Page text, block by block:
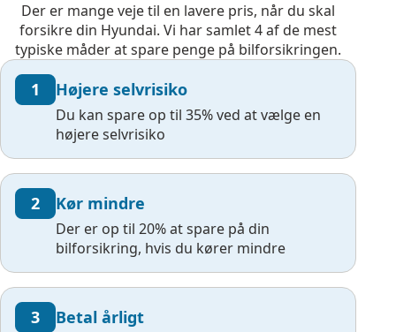
Der er mange veje til en lavere pris, når du skal
forsikre din Hyundai. Vi har samlet 4 af de mest
typiske måder at spare penge på bilforsikringen.
1 Højere selvrisiko
Du kan spare op til 35% ved at vælge en
højere selvrisiko
2 Kør mindre
Der er op til 20% at spare på din
bilforsikring, hvis du kører mindre
3 Betal årligt